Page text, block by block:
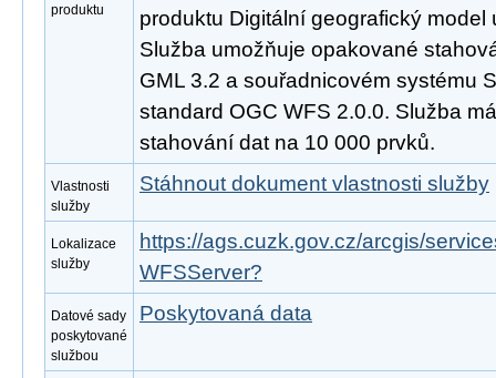
produktu
produktu Digitální geografický model
Služba umožňuje opakované
GML 3.2 a souřadnicovém systému
standard OGC WFS 2.0.0. Služba
stahování dat na 10 000 prvků.
Vlastnosti
služby
Stáhnout dokument vlastnosti služby
Lokalizace
služby
https://ags.cuzk.gov.cz/arcgis/
WFSServer?
Datové sady
poskytované
službou
Poskytovaná data